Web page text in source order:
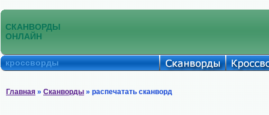
СКАНВОРДЫ
ОНЛАЙН
кроссворды
Главная » Сканворды » распечатать сканворд